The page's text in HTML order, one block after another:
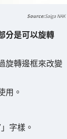
Saiga NAK
分是可以旋轉
旋轉邊框來改變
用。
字樣。